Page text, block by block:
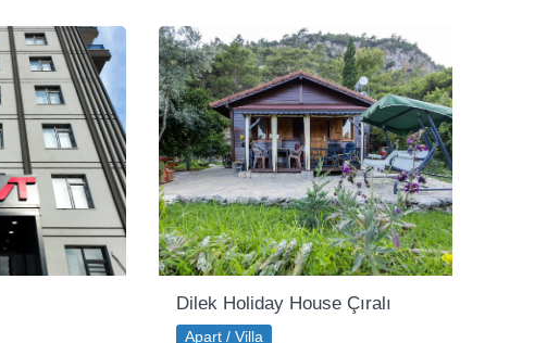
Dilek Holiday House Çıralı
Apart / Villa